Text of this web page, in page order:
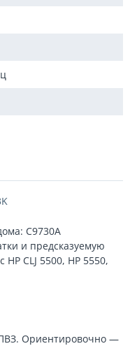
C9730A
и предсказуемую
CLJ 5500, HP 5550,
Ориентировочно —